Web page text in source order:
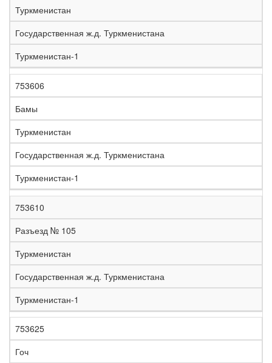
К
о
д
Н
а
з
в
а
н
и
е
С
т
а
а
з
н
а
я
д
о
о
а
е
и
н
Туркменистан
Государственная ж.д. Туркменистана
Туркменистан-1
753606
Бамы
Туркменистан
Государственная ж.д. Туркменистана
Туркменистан-1
753610
Разъезд № 105
Туркменистан
Государственная ж.д. Туркменистана
Туркменистан-1
753625
Гоч